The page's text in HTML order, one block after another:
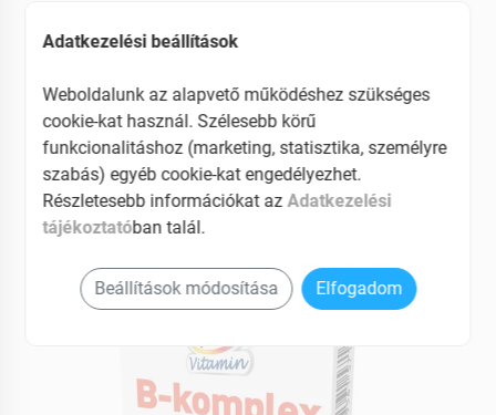
B2- fehérjék építőelemei
B3- emésztőrendszer normál működéséhez
B5-„stresszellenes” vitamin
B6- a bőrünk egészségéért
B12- idegszövetek egészségéért
Adatkezelési beállítások
Weboldalunk az alapvető működéshez szükséges
cookie-kat használ. Szélesebb körű
funkcionalitáshoz (marketing, statisztika, személyre
szabás) egyéb cookie-kat engedélyezhet.
Részletesebb információkat azAdatkezelési
tájékoztatóban talál.
Beállítások módosítása Elfogadom